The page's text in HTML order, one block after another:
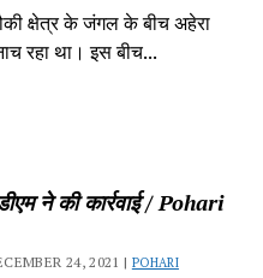
क्षेत्र‎ के जंगल के बीच अहेरा
रहा था। इस बीच...
ने की कार्रवाई / Pohari
24, 2021 | POHARI